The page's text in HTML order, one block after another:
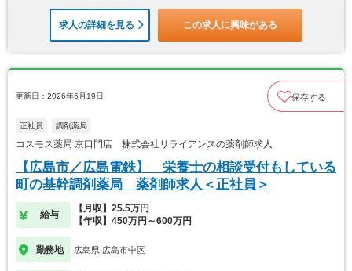
求人の詳細を見る この求人に興味がある
更新日：2026年6月19日 保存する
正社員 調剤薬局
コスモス薬局 京口門店 株式会社リライアンスの薬剤師求人
【広島市／広島電鉄】 栄養士の相談受付もしている
町の基幹調剤薬局 薬剤師求人＜正社員＞
給与
【月収】25.5万円
【年収】450万円～600万円
勤務地 広島県 広島市中区